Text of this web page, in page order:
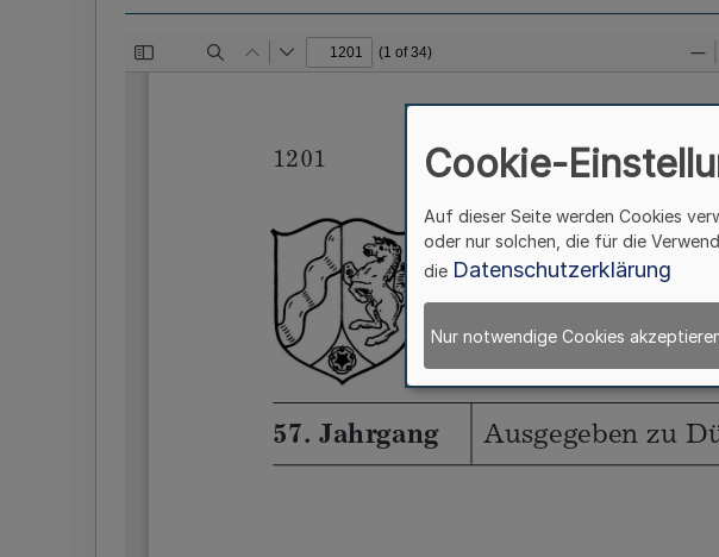
Cookie-
Auf dieser Seite werden Cookies
oder nur solchen, die für die
die Datenschutzerklärung
Nur notwendige Cookies